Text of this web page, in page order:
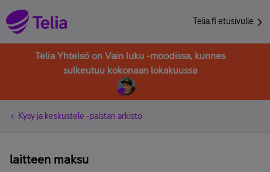
Telia.fi etusivulle
Telia Yhteisö on Vain luku -moodissa, kunnes
sulkeutuu kokonaan lokakuussa
Kysy ja keskustele -palstan arkisto
laitteen maksu